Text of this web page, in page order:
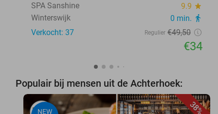
SPA Sanshine
9.9 star
Winterswijk 0 min. directions_walk
Verkocht: 37 Regulier €49,50
€34
Populair bij mensen uit de Achterhoek:
38%
NEW